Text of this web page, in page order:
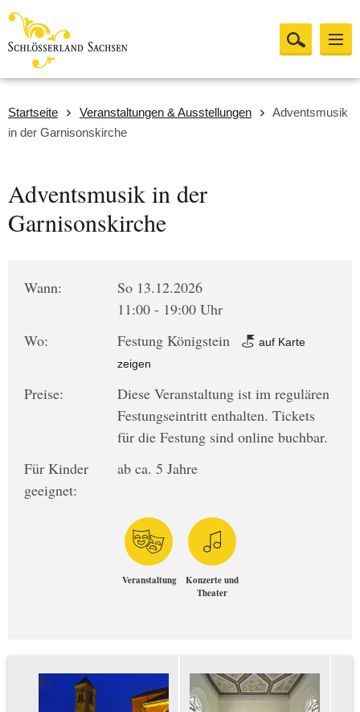
Startseite Veranstaltungen & Ausstellungen
Adventsmusik
in der Garnisonskirche
Adventsmusik in der
Garnisonskirche
Wann:
So 13.12.2026
11:00 - 19:00 Uhr
Wo:
Festung Königstein
auf Karte
zeigen
Preise:
Diese Veranstaltung ist im regulären
Festungseintritt enthalten. Tickets
für die Festung sind online buchbar.
Für Kinder
geeignet:
ab ca. 5 Jahre
Veranstaltung
Konzerte und
Theater